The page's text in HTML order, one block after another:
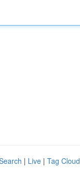
| Live | Tag Cloud